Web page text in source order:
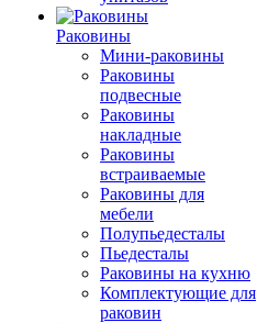
Раковины
Мини-раковины
Раковины
подвесные
Раковины
накладные
Раковины
встраиваемые
Раковины для
мебели
Полупьедесталы
Пьедесталы
Раковины на кухню
Комплектующие для
раковин